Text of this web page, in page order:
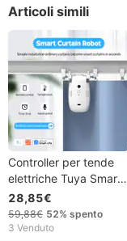
Articoli simili
Controller per tende
elettriche Tuya Smart
Bluetooth -
Installazione wireless,
direttamente dalla
28,85€
59,88€ 52% spento
3 Venduto